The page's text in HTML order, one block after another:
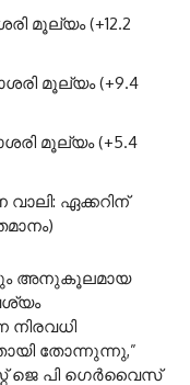
മൂല്യം (+12.2
മൂല്യം (+9.4
മൂല്യം (+5.4
ഏക്കറിന്
അനുകൂലമായ
നിരവധി
തോന്നുന്നു,”
ജെ പി ഗെർവൈസ്